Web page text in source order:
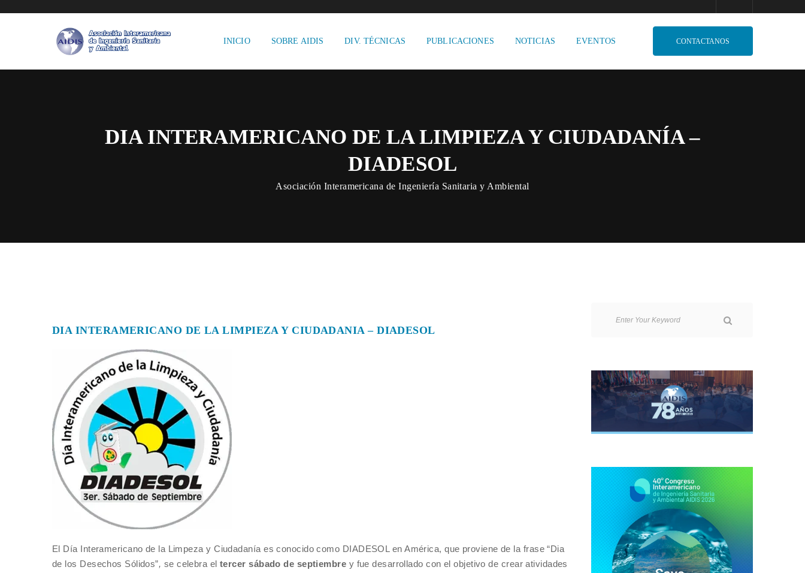
INICIO SOBRE AIDIS DIV. TÉCNICAS PUBLICACIONES NOTICIAS EVENTOS CONTACTANOS
DIA INTERAMERICANO DE LA LIMPIEZA Y CIUDADANÍA –
DIADESOL
Asociación Interamericana de Ingeniería Sanitaria y Ambiental
DIA INTERAMERICANO DE LA LIMPIEZA Y CIUDADANIA – DIADESOL
El Día Interamericano de la Limpeza y Ciudadanía es conocido como DIADESOL en América, que proviene de la frase “Dia
de los Desechos Sólidos”, se celebra eltercer sábado de septiembre y fue desarrollado con el objetivo de crear atividades